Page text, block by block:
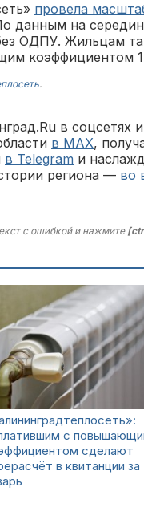
провела
данным на
ОДПУ. Жильцам
коэффициентом
.
в соцсетях
в MAX,
в Telegram и
региона — во
с ошибкой и нажмите
с
сделают
в квитанции за